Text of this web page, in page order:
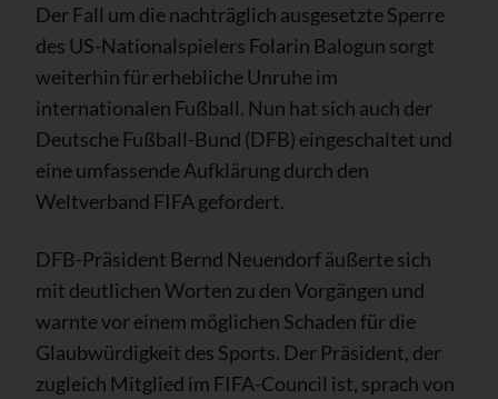
Der Fall um die nachträglich ausgesetzte Sperre
des US-Nationalspielers Folarin Balogun sorgt
weiterhin für erhebliche Unruhe im
internationalen Fußball. Nun hat sich auch der
Deutsche Fußball-Bund (DFB) eingeschaltet und
eine umfassende Aufklärung durch den
Weltverband FIFA gefordert.
DFB-Präsident Bernd Neuendorf äußerte sich
mit deutlichen Worten zu den Vorgängen und
warnte vor einem möglichen Schaden für die
Glaubwürdigkeit des Sports. Der Präsident, der
zugleich Mitglied im FIFA-Council ist, sprach von